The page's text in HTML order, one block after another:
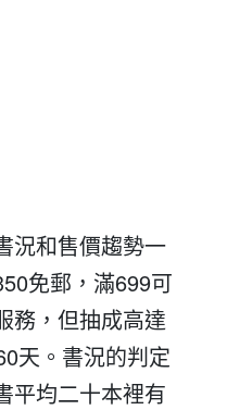
況和售價趨勢一
免郵，滿699可
務，但抽成高達
天。書況的判定
平均二十本裡有